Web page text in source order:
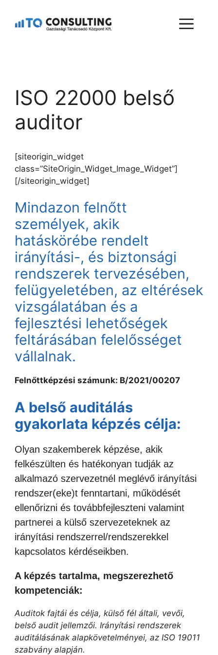
ISO 22000 belső
auditor
[siteorigin_widget
class=”SiteOrigin_Widget_Image_Widget”]
[/siteorigin_widget]
Mindazon felnőtt
személyek, akik
hatáskörébe rendelt
irányítási-, és biztonsági
rendszerek tervezésében,
felügyeletében, az eltérések
vizsgálatában és a
fejlesztési lehetőségek
feltárásában felelősséget
vállalnak.
Felnőttképzési számunk: B/2021/00207
A belső auditálás
gyakorlata képzés célja:
Olyan szakemberek képzése, akik
felkészülten és hatékonyan tudják az
alkalmazó szervezetnél meglévő irányítási
rendszer(eke)t fenntartani, működését
ellenőrizni és továbbfejleszteni valamint
partnerei a külső szervezeteknek az
irányítási rendszerrel/rendszerekkel
kapcsolatos kérdéseikben.
A képzés tartalma, megszerezhető
kompetenciák:
Auditok fajtái és célja, külső fél általi, vevői,
belső audit jellemzői. Irányítási rendszerek
auditálásának alapkövetelményei, az ISO 19011
szabvány alapján.